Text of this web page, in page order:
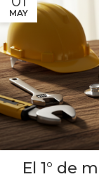
MAY
El 1° de